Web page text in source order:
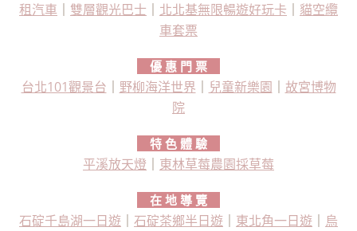
租汽車 雙層觀光巴士 北北基無限暢遊好玩卡
貓空纜
車套票
優 惠 門 票
台北101觀景台 野柳海洋世界 兒童新樂園
故宮博物
院
特 色 體 驗
平溪放天燈 東林草莓農園採草莓
在 地 導 覽
石碇千島湖一日遊 ｜ 石碇茶鄉半日遊 ｜ 東北角一日遊 ｜ 烏